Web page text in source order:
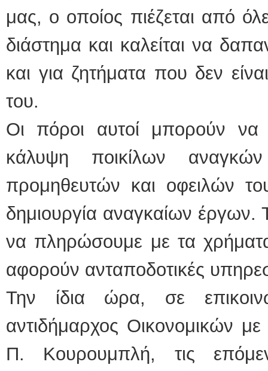
μας, ο οποίος πιέζεται από
διάστημα και καλείται να
και για ζητήματα που δεν
του.
Οι πόροι αυτοί μπορούν να
κάλυψη ποικίλων
προμηθευτών και οφειλών
δημιουργία αναγκαίων
να πληρώσουμε με τα
αφορούν ανταποδοτικές
Την ίδια ώρα, σε
αντιδήμαρχος Οικονομικών
Π. Κουρουμπλή, τις